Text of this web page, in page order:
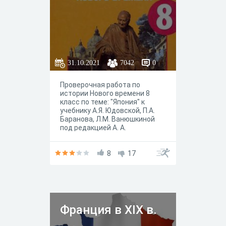
31.10.2021 7042 0
Проверочная работа по
истории Нового времени 8
класс по теме: "Япония" к
учебнику А.Я. Юдовской, П.А.
Баранова, Л.М. Ванюшкиной
под редакцией А. А.
8
17
Франция в XIX в.